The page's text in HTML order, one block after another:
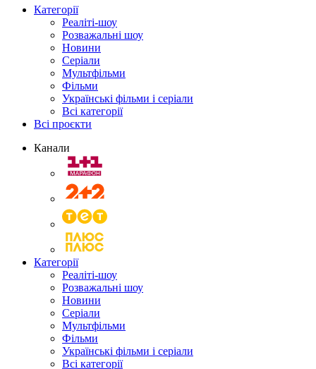
Категорії
Реаліті-шоу
Розважальні шоу
Новини
Серіали
Мультфільми
Фільми
Українські фільми і серіали
Всі категорії
Всі проєкти
Канали
Категорії
Реаліті-шоу
Розважальні шоу
Новини
Серіали
Мультфільми
Фільми
Українські фільми і серіали
Всі категорії